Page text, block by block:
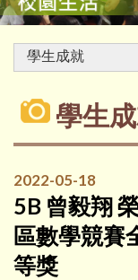
學生
2022-05-18
5B 曾毅翔
區數學競賽
等獎